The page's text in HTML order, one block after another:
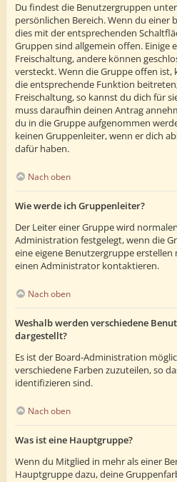
Du findest die Benutzergruppen
persönlichen Bereich. Wenn du
dies mit der entsprechenden
Gruppen sind allgemein offen. Einige
Freischaltung, andere können
versteckt. Wenn die Gruppe offen
die entsprechende Funktion
Freischaltung, so kannst du dich für
muss daraufhin deinen Antrag
du in die Gruppe aufgenommen
keinen Gruppenleiter, wenn er dich
dafür haben.
Nach oben
Wie werde ich Gruppenleiter?
Der Leiter einer Gruppe wird
Administration festgelegt, wenn die
eine eigene Benutzergruppe
einen Administrator kontaktieren.
Nach oben
Weshalb werden verschiedene
dargestellt?
Es ist der Board-Administration
verschiedene Farben zuzuteilen, so
identifizieren sind.
Nach oben
Was ist eine Hauptgruppe?
Wenn du Mitglied in mehr als einer
Hauptgruppe dazu, deine